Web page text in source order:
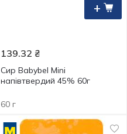
+
139.32 ₴
Сир Babybel Mini
напівтвердий 45% 60г
60 г